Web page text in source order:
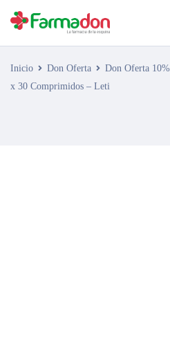
Inicio Don Oferta Don Oferta 10%
x 30 Comprimidos – Leti